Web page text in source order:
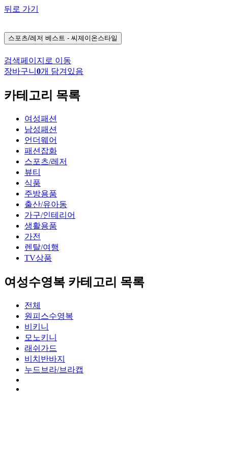
뒤로 가기
스포츠/레저 베스트 - 씨제이온스타일
검색페이지로 이동
장바구니 0개 담겨있음
카테고리 목록
여성패션
남성패션
언더웨어
패션잡화
스포츠/레저
뷰티
식품
주방용품
출산/유아동
가구/인테리어
생활용품
가전
렌탈/여행
TV상품
여성수영복 카테고리 목록
전체
원피스수영복
비키니
모노키니
래쉬가드
비치반바지
누드브라/브라캡